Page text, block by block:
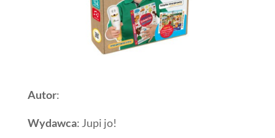
Autor:
Wydawca: Jupi jo!